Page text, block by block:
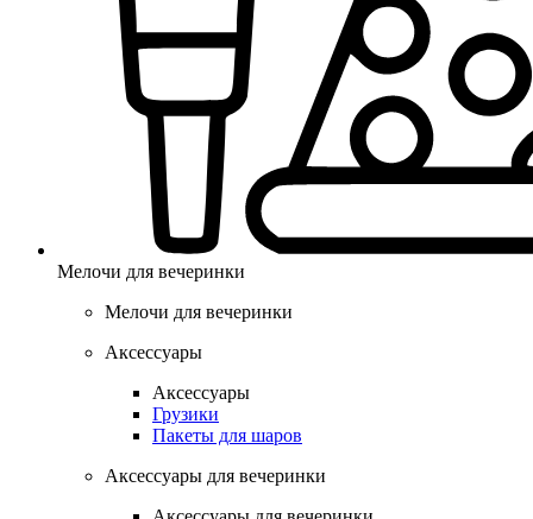
Мелочи для вечеринки
Мелочи для вечеринки
Аксессуары
Аксессуары
Грузики
Пакеты для шаров
Аксессуары для вечеринки